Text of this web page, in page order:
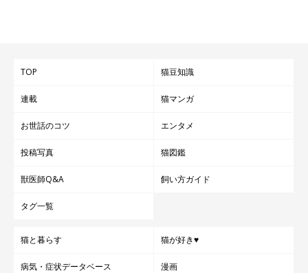
TOP 猫豆知識
連載 猫マンガ
お世話のコツ エンタメ
投稿写真 猫図鑑
獣医師Q&A 飼い方ガイド
タグ一覧
猫と暮らす 猫が好き♥
病気・症状データベース 漫画